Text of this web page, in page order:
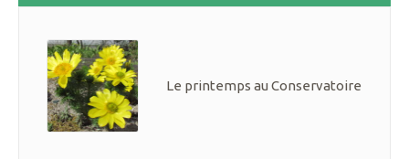
Le printemps au Conservatoire